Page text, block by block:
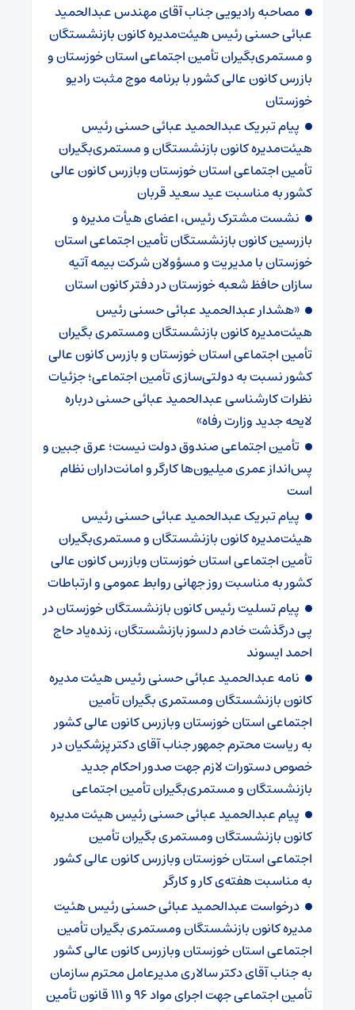
مصاحبه رادیویی جناب آقای مهندس عبدالحمید
عبائی حسنی رئیس هیئت‌مدیره کانون بازنشستگان
و مستمری‌بگیران تأمین اجتماعی استان خوزستان و
بازرس کانون عالی کشور با برنامه موج مثبت رادیو
خوزستان
پیام تبریک عبدالحمید عبائی حسنی رئیس
هیئت‌مدیره کانون بازنشستگان و مستمری‌بگیران
تأمین اجتماعی استان خوزستان وبازرس کانون عالی
کشور به مناسبت عید سعید قربان
نشست مشترک رئیس، اعضای هیأت مدیره و
بازرسین کانون بازنشستگان تأمین اجتماعی استان
خوزستان با مدیریت و مسؤولان شرکت بیمه آتیه
سازان حافظ شعبه خوزستان در دفتر کانون استان
«هشدار عبدالحمید عبائی حسنی رئیس
هیئت‌مدیره کانون بازنشستگان ومستمری بگیران
تأمین اجتماعی استان خوزستان و بازرس کانون عالی
کشور نسبت به دولتی‌سازی تأمین اجتماعی؛ جزئیات
نظرات کارشناسی عبدالحمید عبائی حسنی درباره
لایحه جدید وزارت رفاه»
تأمین اجتماعی صندوق دولت نیست؛ عرق جبین و
پس‌انداز عمری میلیون‌ها کارگر و امانت‌داران نظام
است
پیام تبریک عبدالحمید عبائی حسنی رئیس
هیئت‌مدیره کانون بازنشستگان و مستمری‌بگیران
تأمین اجتماعی استان خوزستان وبازرس کانون عالی
کشور به مناسبت روز جهانی روابط عمومی و ارتباطات
پیام تسلیت رئیس کانون بازنشستگان خوزستان در
پی درگذشت خادم دلسوز بازنشستگان، زنده‌یاد حاج
احمد ایسوند
نامه عبدالحمید عبائی حسنی رئیس هیئت مدیره
کانون بازنشستگان ومستمری بگیران تأمین
اجتماعی استان خوزستان وبازرس کانون عالی کشور
به ریاست محترم جمهور جناب آقای دکتر پزشکیان در
خصوص دستورات لازم جهت صدور احکام جدید
بازنشستگان و مستمری‌بگیران تأمین اجتماعی
پیام عبدالحمید عبائی حسنی رئیس هیئت مدیره
کانون بازنشستگان ومستمری بگیران تأمین
اجتماعی استان خوزستان وبازرس کانون عالی کشور
به مناسبت هفته‌ی کار و کارگر
درخواست عبدالحمید عبائی حسنی رئیس هئیت
مدیره کانون بازنشستگان ومستمری بگیران تأمین
اجتماعی استان خوزستان وبازرس کانون عالی کشور
به جناب آقای دکتر سالاری مدیرعامل محترم سازمان
تأمین اجتماعی جهت اجرای مواد ۹۶ و ۱۱۱ قانون تأمین